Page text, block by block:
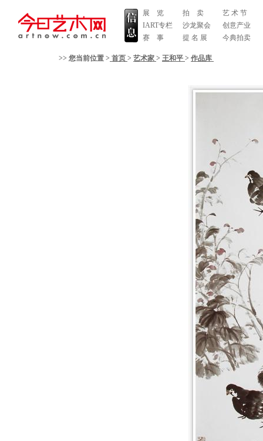
展 览
IART专栏
赛 事
拍 卖
沙龙聚会
提 名 展
艺 术 节
创意产业
今典拍卖
>> 您当前位置 > 首页 > 艺术家 > 王和平 > 作品库